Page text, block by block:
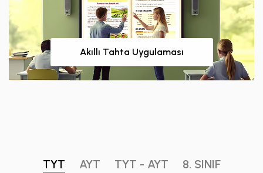
Akıllı Tahta Uygulaması
TYT AYT TYT - AYT 8. SINIF